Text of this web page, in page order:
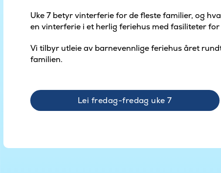
Uke 7 betyr vinterferie for de fleste familier, og
en vinterferie i et herlig feriehus med fasiliteter
Vi tilbyr utleie av barnevennlige feriehus året
familien.
Lei fredag-fredag uke 7